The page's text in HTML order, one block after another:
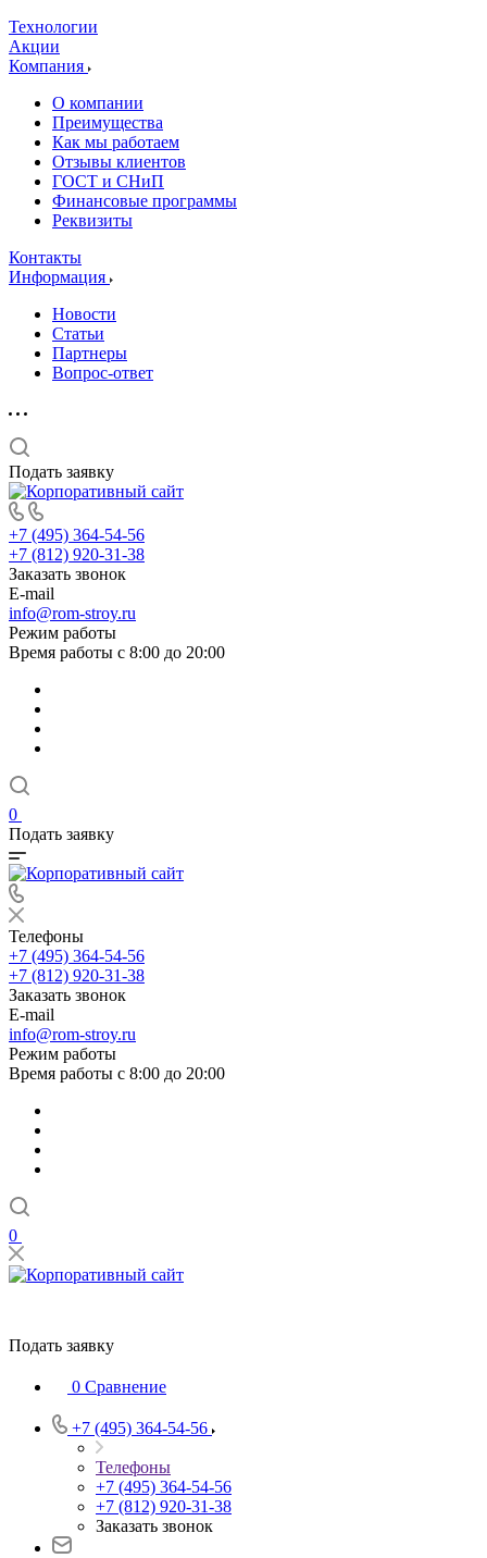
Технологии
Акции
Компания
О компании
Преимущества
Как мы работаем
Отзывы клиентов
ГОСТ и СНиП
Финансовые программы
Реквизиты
Контакты
Информация
Новости
Статьи
Партнеры
Вопрос-ответ
Подать заявку
+7 (495) 364-54-56
+7 (812) 920-31-38
Заказать звонок
E-mail
info@rom-stroy.ru
Режим работы
Время работы с 8:00 до 20:00
0
Подать заявку
Телефоны
+7 (495) 364-54-56
+7 (812) 920-31-38
Заказать звонок
E-mail
info@rom-stroy.ru
Режим работы
Время работы с 8:00 до 20:00
0
Подать заявку
0 Сравнение
+7 (495) 364-54-56
Телефоны
+7 (495) 364-54-56
+7 (812) 920-31-38
Заказать звонок